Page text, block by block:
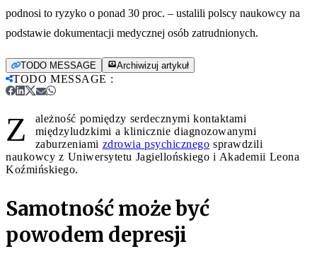
podnosi to ryzyko o ponad 30 proc. – ustalili polscy naukowcy na
podstawie dokumentacji medycznej osób zatrudnionych.
TODO MESSAGE Archiwizuj artykuł
TODO MESSAGE :
Z
ależność pomiędzy serdecznymi kontaktami
międzyludzkimi a klinicznie diagnozowanymi
zaburzeniami zdrowia psychicznego sprawdzili
naukowcy z Uniwersytetu Jagiellońskiego i Akademii Leona
Koźmińskiego.
Samotność może być
powodem depresji